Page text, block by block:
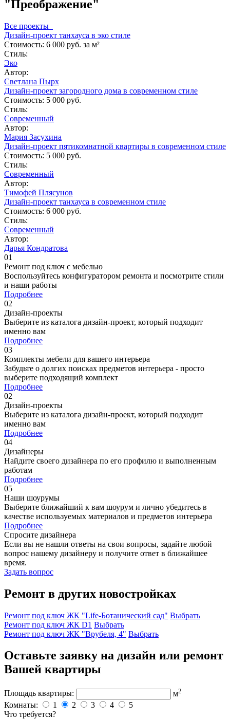
"Преображение"
Все проекты
Дизайн-проект танхауса в эко стиле
Стоимость: 6 000 руб. за м²
Стиль:
Эко
Автор:
Светлана Пырх
Дизайн-проект загородного дома в современном стиле
Стоимость: 5 000 руб.
Стиль:
Современный
Автор:
Мария Засухина
Дизайн-проект пятикомнатной квартиры в современном стиле
Стоимость: 5 000 руб.
Стиль:
Современный
Автор:
Тимофей Плясунов
Дизайн-проект танхауса в современном стиле
Стоимость: 6 000 руб.
Стиль:
Современный
Автор:
Дарья Кондратова
01
Ремонт под ключ c мебелью
Воспользуйтесь конфигуратором ремонта и посмотрите стили
и наши работы
Подробнее
02
Дизайн-проекты
Выберите из каталога дизайн-проект, который подходит
именно вам
Подробнее
03
Комплекты мебели для вашего интерьера
Забудьте о долгих поисках предметов интерьера - просто
выберите подходящий комплект
Подробнее
02
Дизайн-проекты
Выберите из каталога дизайн-проект, который подходит
именно вам
Подробнее
04
Дизайнеры
Найдите своего дизайнера по его профилю и выполненным
работам
Подробнее
05
Наши шоурумы
Выберите ближайший к вам шоурум и лично убедитесь в
качестве используемых материалов и предметов интерьера
Подробнее
Спросите дизайнера
Если вы не нашли ответы на свои вопросы, задайте любой
вопрос нашему дизайнеру и получите ответ в ближайшее
время.
Задать вопрос
Ремонт в других новостройках
Ремонт под ключ ЖК "Life-Ботанический сад" Выбрать
Ремонт под ключ ЖК D1 Выбрать
Ремонт под ключ ЖК "Врубеля, 4" Выбрать
Оставьте заявку на дизайн или ремонт
Вашей квартиры
Площадь квартиры: м2
Комнаты: 1 2 3 4
5
Что требуется?